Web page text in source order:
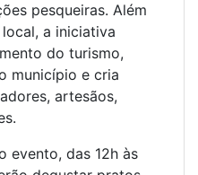
pesqueiras. Além
a iniciativa
do turismo,
município e cria
artesãos,
evento, das 12h às